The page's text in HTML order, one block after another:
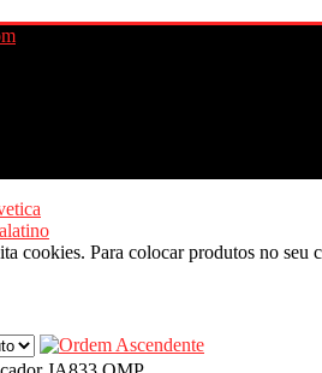
cookies. Para colocar produtos no